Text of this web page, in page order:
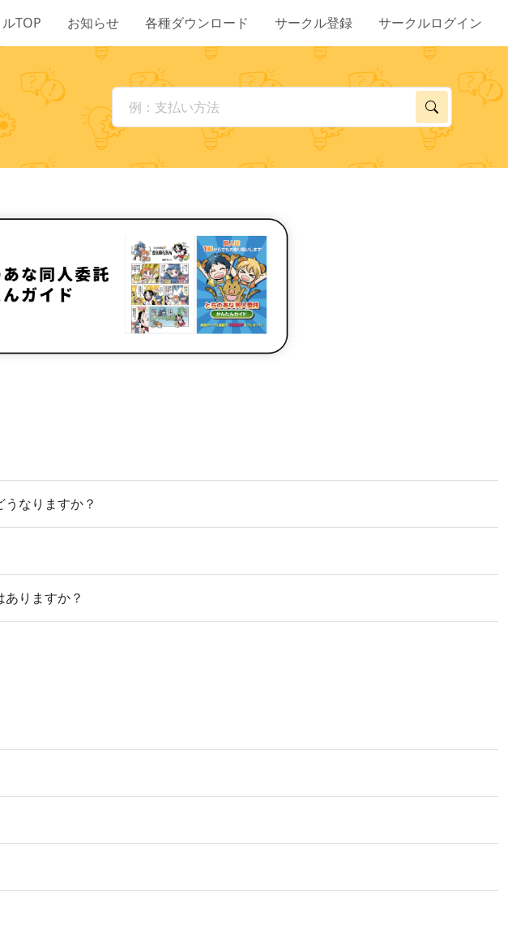
TOP お知らせ 各種ダウンロード サークル登録 サークルログイン
なりますか？
りますか？